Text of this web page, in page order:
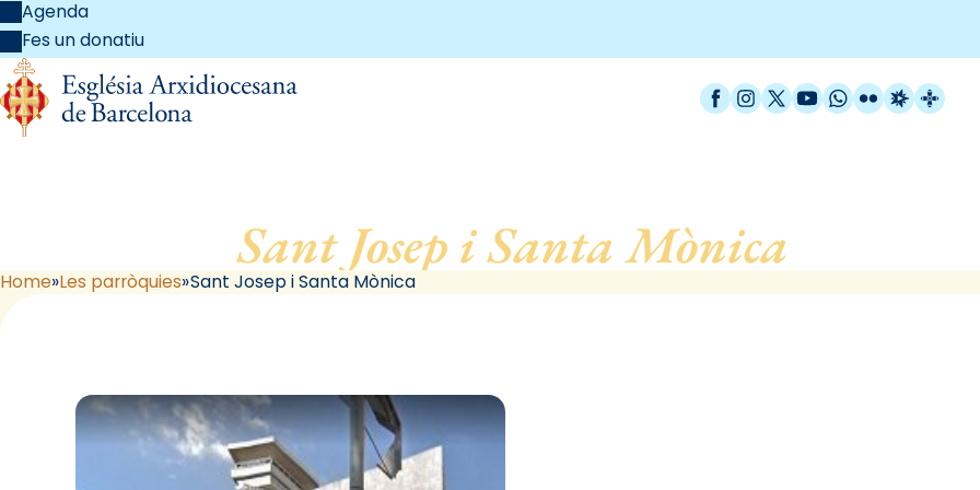
Agenda
Fes un donatiu
Facebook
Instagram
X / Twitter
YouTube
WhatsApp
FlickrRadio
Sant Josep i Santa Mònica
Home Les parròquies Sant Josep i Santa Mònica